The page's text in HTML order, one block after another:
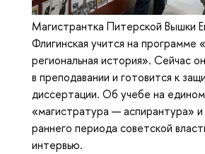
Магистрантка Питерской Вышки
Флигинская учится на программе
региональная история». Сейчас
в преподавании и готовится к
диссертации. Об учебе на
«магистратура — аспирантура» и
раннего периода советской
интервью.